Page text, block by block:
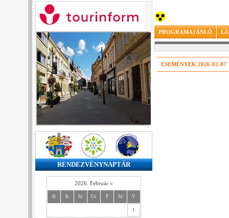
RENDEZVÉNYNAPTÁR
2026. Február »
H K Sz Cs P Sz V
1
PROGRAMAJÁNLÓ
ESEMÉNYEK 2026-02-07